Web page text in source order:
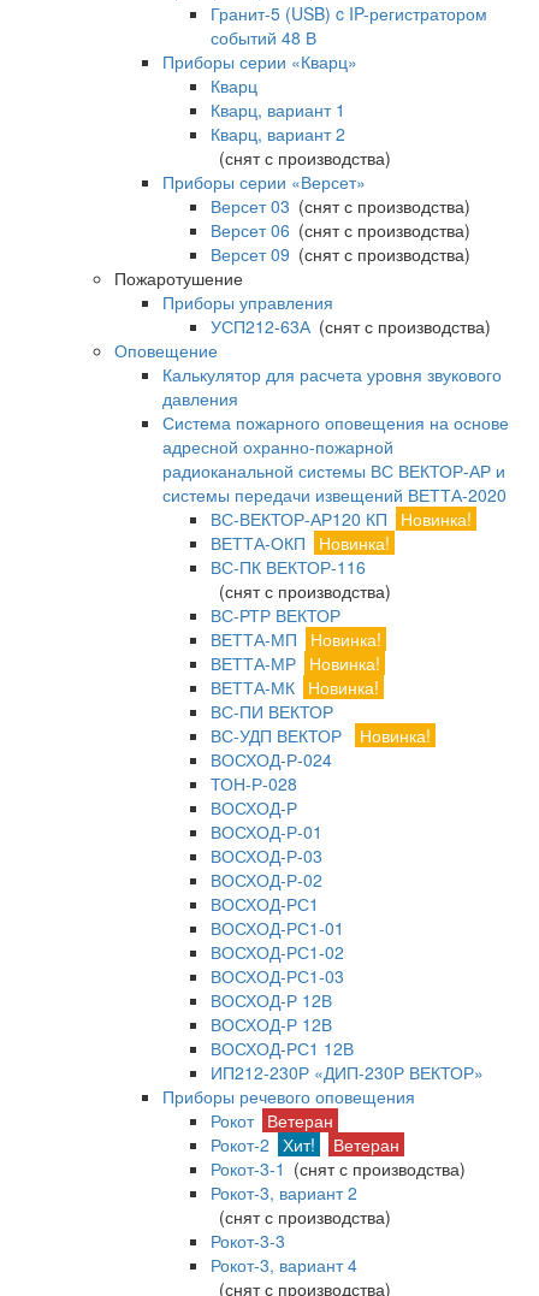
Гранит-5 (USB) c IP-регистратором
событий 48 В
Приборы серии «Кварц»
Кварц
Кварц, вариант 1
Кварц, вариант 2
(снят с производства)
Приборы серии «Версет»
Версет 03 (снят с производства)
Версет 06 (снят с производства)
Версет 09 (снят с производства)
Пожаротушение
Приборы управления
УСП212-63А(снят с производства)
Оповещение
Калькулятор для расчета уровня звукового
давления
Система пожарного оповещения на основе
адресной охранно-пожарной
радиоканальной системы ВС ВЕКТОР-АР и
системы передачи извещений ВЕТТА-2020
ВС-ВЕКТОР-АР120 КП
Новинка!
ВЕТТА-ОКП
Новинка!
ВС-ПК ВЕКТОР-116
(снят с производства)
ВС-РТР ВЕКТОР
ВЕТТА-МП
Новинка!
ВЕТТА-МР Новинка!
ВЕТТА-МК Новинка!
ВС-ПИ ВЕКТОР
ВС-УДП ВЕКТОР
Новинка!
ВОСХОД-Р-024
ТОН-Р-028
ВОСХОД-Р
ВОСХОД-Р-01
ВОСХОД-Р-03
ВОСХОД-Р-02
ВОСХОД-РС1
ВОСХОД-РС1-01
ВОСХОД-РС1-02
ВОСХОД-РС1-03
ВОСХОД-Р 12В
ВОСХОД-Р 12В
ВОСХОД-РС1 12В
ИП212-230Р «ДИП-230Р ВЕКТОР»
Приборы речевого оповещения
Рокот Ветеран
Рокот-2 Хит!
Ветеран
Рокот-3-1 (снят с производства)
Рокот-3, вариант 2
(снят с производства)
Рокот-3-3
Рокот-3, вариант 4
(снят с производства)